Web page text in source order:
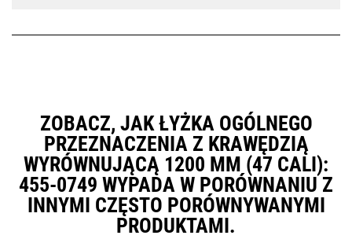
ZOBACZ, JAK ŁYŻKA OGÓLNEGO
PRZEZNACZENIA Z KRAWĘDZIĄ
WYRÓWNUJĄCĄ 1200 MM (47 CALI):
455-0749 WYPADA W PORÓWNANIU Z
INNYMI CZĘSTO PORÓWNYWANYMI
PRODUKTAMI.